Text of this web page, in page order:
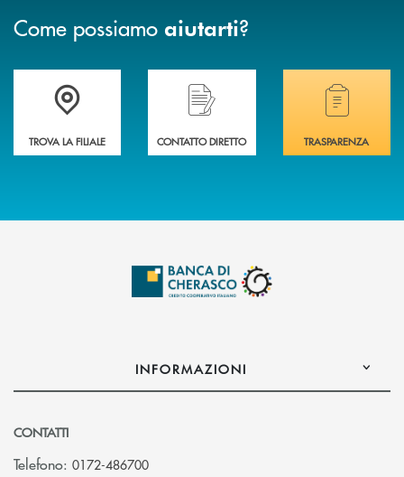
Come possiamo aiutarti?
Accedi all' elenco completo delle filiali .
TROVA LA FILIALE
Hai bisogno di assistenza immediata?
CONTATTO DIRETTO
Hai bisogno di
TRASPARENZA
INFORMAZIONI
CONTATTI
Telefono: 0172-486700